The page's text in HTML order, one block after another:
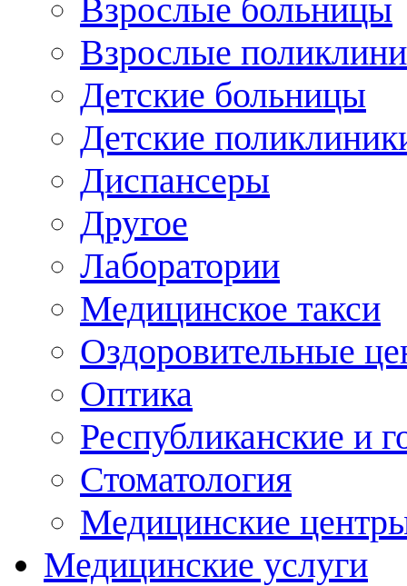
Взрослые больницы
Взрослые
Детские больницы
Детские
Диспансеры
Другое
Лаборатории
Медицинское такси
Оздоровительные
Оптика
Республиканские и
Стоматология
Медицинские
Медицинские услуги